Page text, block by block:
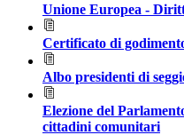
Unione Europea -
Certificato di
Albo presidenti di
Elezione del
cittadini comunitari